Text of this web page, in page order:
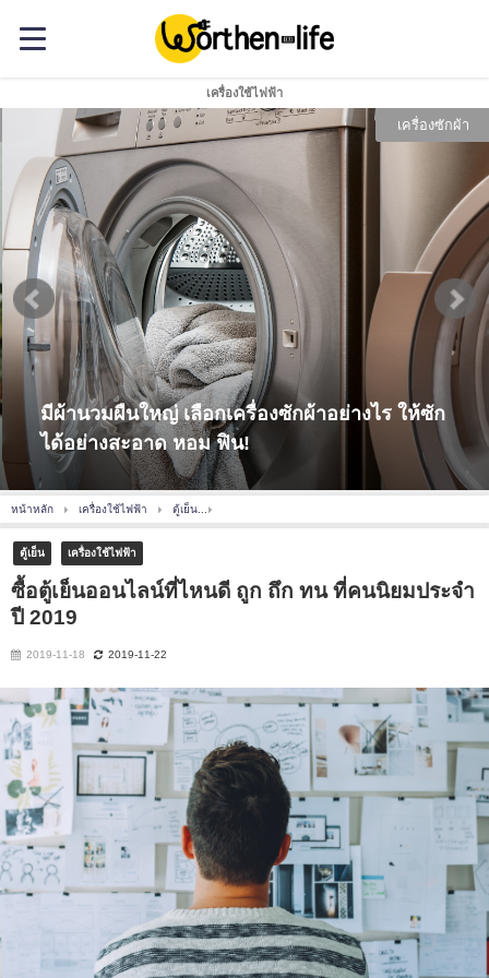
เครื่องใช้ไฟฟ้า
เครื่องซักผ้า
มีผ้านวมผืนใหญ่ เลือกเครื่องซักผ้าอย่างไร ให้ซัก
ได้อย่างสะอาด หอม ฟิน!
หน้าหลัก เครื่องใช้ไฟฟ้า ตู้เย็น
ตู้เย็น เครื่องใช้ไฟฟ้า
ซื้อตู้เย็นออนไลน์ที่ไหนดี ถูก ถึก ทน ที่คนนิยมประจำ
ปี 2019
2019-11-18 2019-11-22